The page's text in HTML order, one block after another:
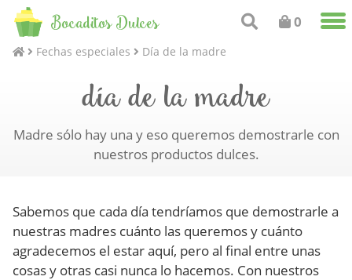
Bocaditos Dulces 0
Fechas especiales Día de la madre
día de la madre
Madre sólo hay una y eso queremos demostrarle con
nuestros productos dulces.
Sabemos que cada día tendríamos que demostrarle a
nuestras madres cuánto las queremos y cuánto
agradecemos el estar aquí, pero al final entre unas
cosas y otras casi nunca lo hacemos. Con nuestros